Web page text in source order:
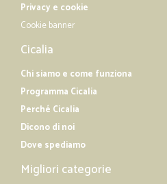
Privacy e cookie
Cookie banner
Cicalia
Chi siamo e come funziona
Programma Cicalia
Perché Cicalia
Dicono di noi
Dove spediamo
Migliori categorie